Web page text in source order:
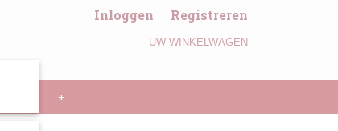
Inloggen Registreren
UW WINKELWAGEN
+